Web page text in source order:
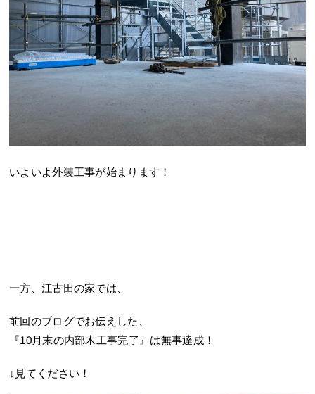
いよいよ外装工事が始まります！
一方、江古田の家では、
前回のブログでお伝えした、
『10月末の内部木工事完了』は無事達成！
↓見てください！